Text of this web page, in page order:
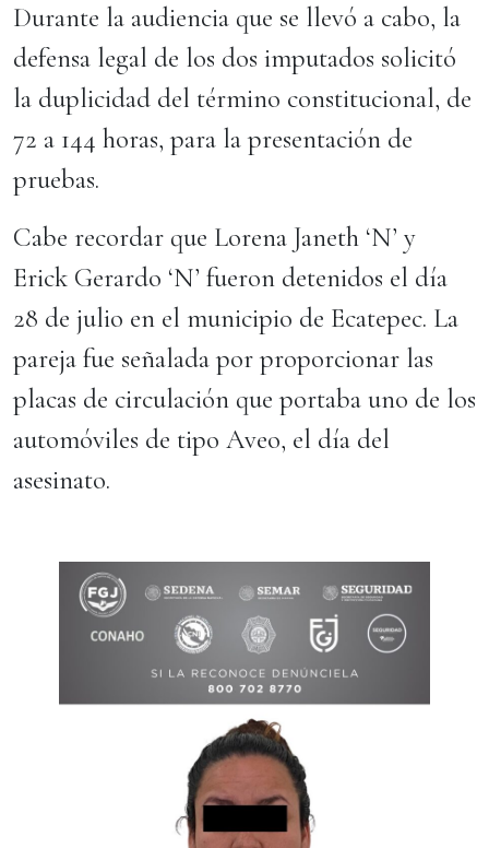
Durante la audiencia que se llevó a cabo, la
defensa legal de los dos imputados solicitó
la duplicidad del término constitucional, de
72 a 144 horas, para la presentación de
pruebas.
Cabe recordar que Lorena Janeth ‘N’ y
Erick Gerardo ‘N’ fueron detenidos el día
28 de julio en el municipio de Ecatepec. La
pareja fue señalada por proporcionar las
placas de circulación que portaba uno de los
automóviles de tipo Aveo, el día del
asesinato.